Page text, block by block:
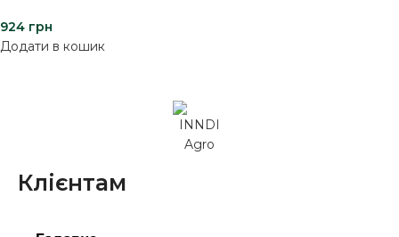
924 грн
Додати в кошик
Клієнтам